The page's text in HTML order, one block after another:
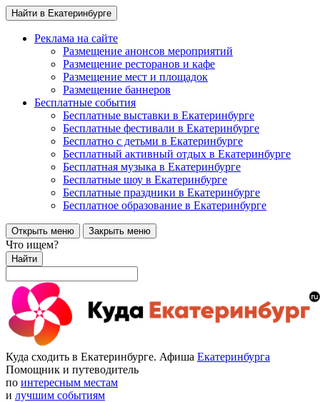
Найти в Екатеринбурге
Реклама на сайте
Размещение анонсов мероприятий
Размещение ресторанов и кафе
Размещение мест и площадок
Размещение баннеров
Бесплатные события
Бесплатные выставки в Екатеринбурге
Бесплатные фестивали в Екатеринбурге
Бесплатно с детьми в Екатеринбурге
Бесплатный активный отдых в Екатеринбурге
Бесплатная музыка в Екатеринбурге
Бесплатные шоу в Екатеринбурге
Бесплатные праздники в Екатеринбурге
Бесплатное образование в Екатеринбурге
Открыть меню Закрыть меню
Что ищем?
Найти
Куда сходить в Екатеринбурге. Афиша Екатеринбурга
Помощник и путеводитель
по интересным местам
и лучшим событиям